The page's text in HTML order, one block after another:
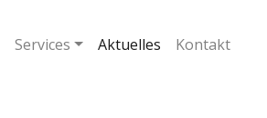
Services Aktuelles Kontakt